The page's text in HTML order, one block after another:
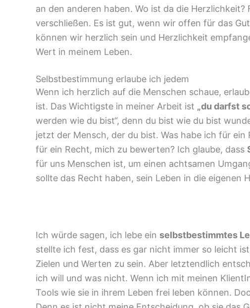
an den anderen haben. Wo ist da die
verschließen. Es ist gut, wenn wir offen für das
können wir herzlich sein und Herzlichkeit
Wert in meinem Leben.
Selbstbestimmung erlaube ich jedem
Wenn ich herzlich auf die Menschen schaue,
ist. Das Wichtigste in meiner Arbeit ist „du darfst
werden wie du bist“, denn du bist wie du bist
jetzt der Mensch, der du bist. Was habe ich für
für ein Recht, mich zu bewerten? Ich glaube, dass
für uns Menschen ist, um einen achtsamen
sollte das Recht haben, sein Leben in die eigenen
Ich würde sagen, ich lebe ein selbstbestimmtes
stellte ich fest, dass es gar nicht immer so leicht
Zielen und Werten zu sein. Aber letztendlich
ich will und was nicht. Wenn ich mit meinen
Tools wie sie in ihrem Leben frei leben können.